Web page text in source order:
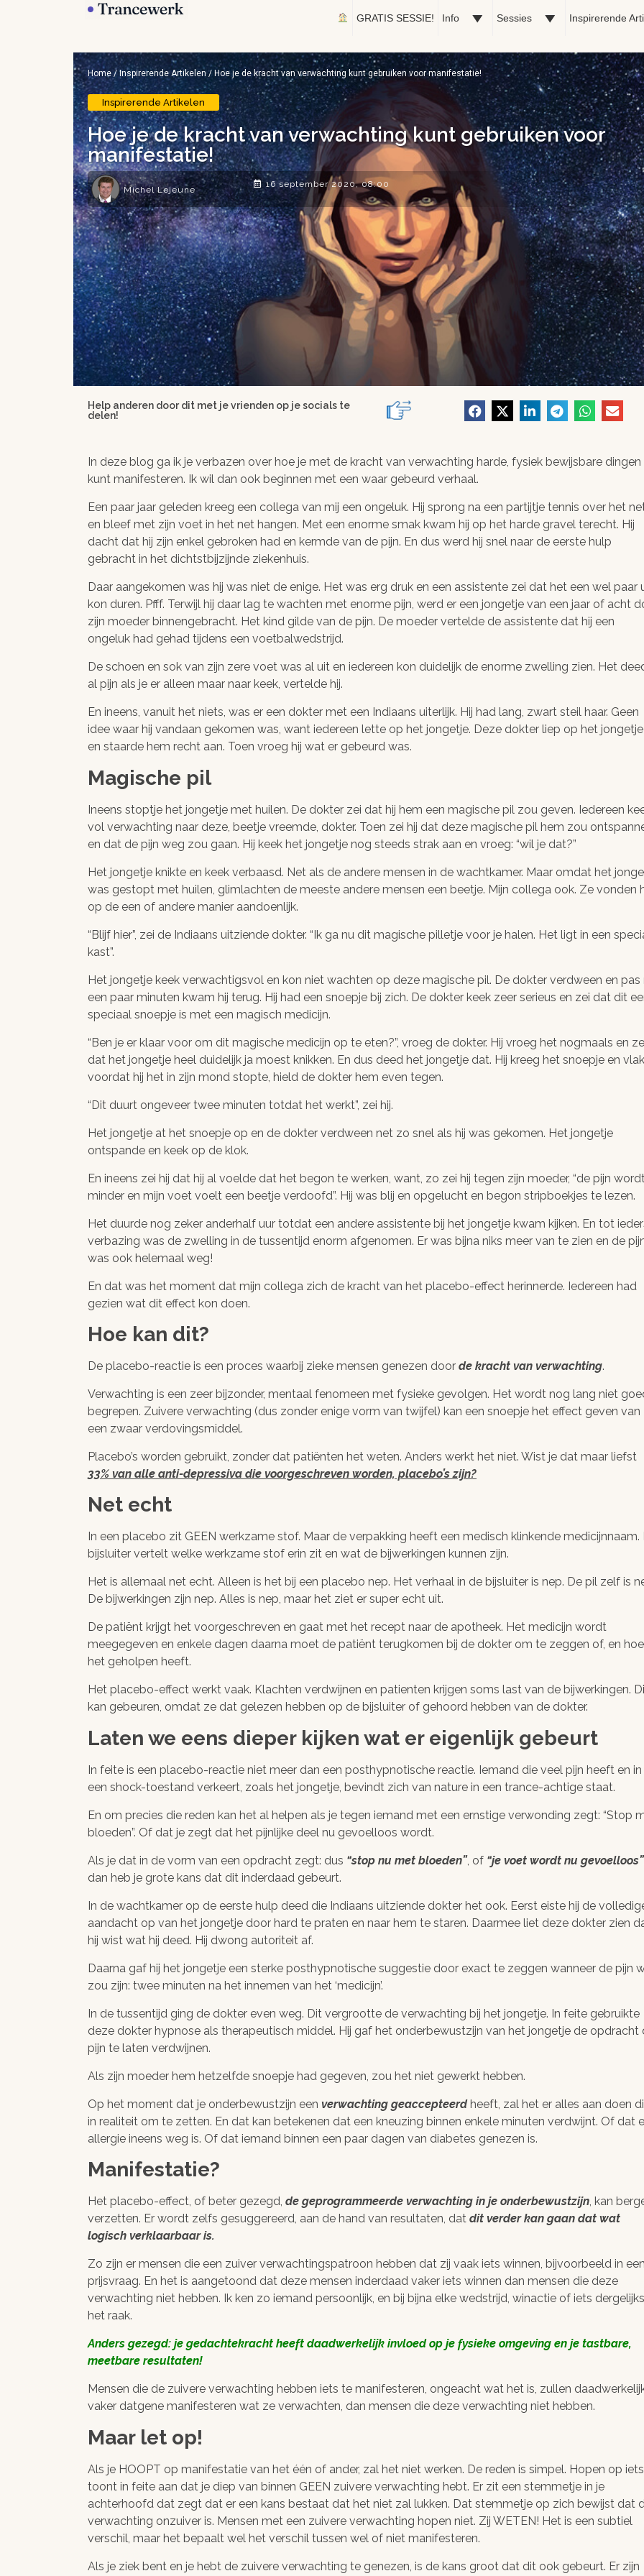
GRATIS SESSIE! Info Sessies Inspirerende
Home / Inspirerende Artikelen / Hoe je de kracht van verwachting kunt gebruiken voor manifestatie!
Inspirerende Artikelen
Hoe je de kracht van verwachting kunt gebruiken voor
manifestatie!
Michel Lejeune
16 september 2020, 08:00
Help anderen door dit met je vrienden op je socials te
delen!
In deze blog ga ik je verbazen over hoe je met de kracht van verwachting harde, fysiek bewijsbare dingen
kunt manifesteren. Ik wil dan ook beginnen met een waar gebeurd verhaal.
Een paar jaar geleden kreeg een collega van mij een ongeluk. Hij sprong na een partijtje tennis over het
en bleef met zijn voet in het net hangen. Met een enorme smak kwam hij op het harde gravel terecht. Hij
dacht dat hij zijn enkel gebroken had en kermde van de pijn. En dus werd hij snel naar de eerste hulp
gebracht in het dichtstbijzijnde ziekenhuis.
Daar aangekomen was hij was niet de enige. Het was erg druk en een assistente zei dat het een wel paar
kon duren. Pfff. Terwijl hij daar lag te wachten met enorme pijn, werd er een jongetje van een jaar of acht
zijn moeder binnengebracht. Het kind gilde van de pijn. De moeder vertelde de assistente dat hij een
ongeluk had gehad tijdens een voetbalwedstrijd.
De schoen en sok van zijn zere voet was al uit en iedereen kon duidelijk de enorme zwelling zien. Het
al pijn als je er alleen maar naar keek, vertelde hij.
En ineens, vanuit het niets, was er een dokter met een Indiaans uiterlijk. Hij had lang, zwart steil haar. Geen
idee waar hij vandaan gekomen was, want iedereen lette op het jongetje. Deze dokter liep op het
en staarde hem recht aan. Toen vroeg hij wat er gebeurd was.
Magische pil
Ineens stoptje het jongetje met huilen. De dokter zei dat hij hem een magische pil zou geven. Iedereen
vol verwachting naar deze, beetje vreemde, dokter. Toen zei hij dat deze magische pil hem zou
en dat de pijn weg zou gaan. Hij keek het jongetje nog steeds strak aan en vroeg: “wil je dat?”
Het jongetje knikte en keek verbaasd. Net als de andere mensen in de wachtkamer. Maar omdat het
was gestopt met huilen, glimlachten de meeste andere mensen een beetje. Mijn collega ook. Ze vonden
op de een of andere manier aandoenlijk.
“Blijf hier”, zei de Indiaans uitziende dokter. “Ik ga nu dit magische pilletje voor je halen. Het ligt in een
kast”.
Het jongetje keek verwachtigsvol en kon niet wachten op deze magische pil. De dokter verdween en pas
een paar minuten kwam hij terug. Hij had een snoepje bij zich. De dokter keek zeer serieus en zei dat dit
speciaal snoepje is met een magisch medicijn.
“Ben je er klaar voor om dit magische medicijn op te eten?”, vroeg de dokter. Hij vroeg het nogmaals en
dat het jongetje heel duidelijk ja moest knikken. En dus deed het jongetje dat. Hij kreeg het snoepje en vlak
voordat hij het in zijn mond stopte, hield de dokter hem even tegen.
“Dit duurt ongeveer twee minuten totdat het werkt”, zei hij.
Het jongetje at het snoepje op en de dokter verdween net zo snel als hij was gekomen. Het jongetje
ontspande en keek op de klok.
En ineens zei hij dat hij al voelde dat het begon te werken, want, zo zei hij tegen zijn moeder, “de pijn wordt
minder en mijn voet voelt een beetje verdoofd”. Hij was blij en opgelucht en begon stripboekjes te lezen.
Het duurde nog zeker anderhalf uur totdat een andere assistente bij het jongetje kwam kijken. En tot
verbazing was de zwelling in de tussentijd enorm afgenomen. Er was bijna niks meer van te zien en de
was ook helemaal weg!
En dat was het moment dat mijn collega zich de kracht van het placebo-effect herinnerde. Iedereen had
gezien wat dit effect kon doen.
Hoe kan dit?
De placebo-reactie is een proces waarbij zieke mensen genezen door de kracht van verwachting.
Verwachting is een zeer bijzonder, mentaal fenomeen met fysieke gevolgen. Het wordt nog lang niet
begrepen. Zuivere verwachting (dus zonder enige vorm van twijfel) kan een snoepje het effect geven van
een zwaar verdovingsmiddel.
Placebo’s worden gebruikt, zonder dat patiënten het weten. Anders werkt het niet. Wist je dat maar liefst
33% van alle anti-depressiva die voorgeschreven worden, placebo’s zijn?
Net echt
In een placebo zit GEEN werkzame stof. Maar de verpakking heeft een medisch klinkende medicijnnaam.
bijsluiter vertelt welke werkzame stof erin zit en wat de bijwerkingen kunnen zijn.
Het is allemaal net echt. Alleen is het bij een placebo nep. Het verhaal in de bijsluiter is nep. De pil zelf is
De bijwerkingen zijn nep. Alles is nep, maar het ziet er super echt uit.
De patiënt krijgt het voorgeschreven en gaat met het recept naar de apotheek. Het medicijn wordt
meegegeven en enkele dagen daarna moet de patiënt terugkomen bij de dokter om te zeggen of, en
het geholpen heeft.
Het placebo-effect werkt vaak. Klachten verdwijnen en patienten krijgen soms last van de bijwerkingen.
kan gebeuren, omdat ze dat gelezen hebben op de bijsluiter of gehoord hebben van de dokter.
Laten we eens dieper kijken wat er eigenlijk gebeurt
In feite is een placebo-reactie niet meer dan een posthypnotische reactie. Iemand die veel pijn heeft en in
een shock-toestand verkeert, zoals het jongetje, bevindt zich van nature in een trance-achtige staat.
En om precies die reden kan het al helpen als je tegen iemand met een ernstige verwonding zegt: “Stop
bloeden”. Of dat je zegt dat het pijnlijke deel nu gevoelloos wordt.
Als je dat in de vorm van een opdracht zegt: dus “stop nu met bloeden”, of “je voet wordt nu gevoelloos”
dan heb je grote kans dat dit inderdaad gebeurt.
In de wachtkamer op de eerste hulp deed die Indiaans uitziende dokter het ook. Eerst eiste hij de
aandacht op van het jongetje door hard te praten en naar hem te staren. Daarmee liet deze dokter zien
hij wist wat hij deed. Hij dwong autoriteit af.
Daarna gaf hij het jongetje een sterke posthypnotische suggestie door exact te zeggen wanneer de pijn
zou zijn: twee minuten na het innemen van het ‘medicijn’.
In de tussentijd ging de dokter even weg. Dit vergrootte de verwachting bij het jongetje. In feite gebruikte
deze dokter hypnose als therapeutisch middel. Hij gaf het onderbewustzijn van het jongetje de opdracht
pijn te laten verdwijnen.
Als zijn moeder hem hetzelfde snoepje had gegeven, zou het niet gewerkt hebben.
Op het moment dat je onderbewustzijn een verwachting geaccepteerdheeft, zal het er alles aan doen
in realiteit om te zetten. En dat kan betekenen dat een kneuzing binnen enkele minuten verdwijnt. Of dat
allergie ineens weg is. Of dat iemand binnen een paar dagen van diabetes genezen is.
Manifestatie?
Het placebo-effect, of beter gezegd, de geprogrammeerde verwachting in je onderbewustzijn, kan
verzetten. Er wordt zelfs gesuggereerd, aan de hand van resultaten, dat dit verder kan gaan dat wat
logisch verklaarbaar is.
Zo zijn er mensen die een zuiver verwachtingspatroon hebben dat zij vaak iets winnen, bijvoorbeeld in een
prijsvraag. En het is aangetoond dat deze mensen inderdaad vaker iets winnen dan mensen die deze
verwachting niet hebben. Ik ken zo iemand persoonlijk, en bij bijna elke wedstrijd, winactie of iets
het raak.
Anders gezegd: je gedachtekracht heeft daadwerkelijk invloed op je fysieke omgeving en je tastbare,
meetbare resultaten!
Mensen die de zuivere verwachting hebben iets te manifesteren, ongeacht wat het is, zullen
vaker datgene manifesteren wat ze verwachten, dan mensen die deze verwachting niet hebben.
Maar let op!
Als je HOOPT op manifestatie van het één of ander, zal het niet werken. De reden is simpel. Hopen op iets,
toont in feite aan dat je diep van binnen GEEN zuivere verwachting hebt. Er zit een stemmetje in je
achterhoofd dat zegt dat er een kans bestaat dat het niet zal lukken. Dat stemmetje op zich bewijst dat
verwachting onzuiver is. Mensen met een zuivere verwachting hopen niet. Zij WETEN! Het is een subtiel
verschil, maar het bepaalt wel het verschil tussen wel of niet manifesteren.
Als je ziek bent en je hebt de zuivere verwachting te genezen, is de kans groot dat dit ook gebeurt. Er zijn
Bijvend,
snel en
veilig
resultaat!
onze klanten hebben
snel en veilig blijvend
goede resultaten
Veilige
webshop!
met iDeal, Bancontact,
Creditcard, Sofort of
gewaarborgd!
een versleutelde verbinding
beschermen je gegevens